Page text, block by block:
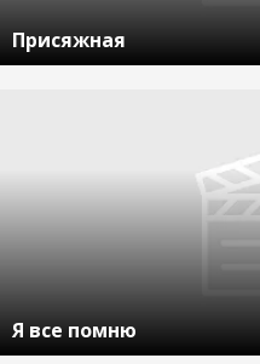
Присяжная
Я все помню